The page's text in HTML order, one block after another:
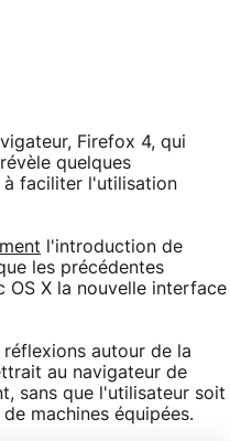
Firefox 4, qui
quelques
à faciliter l'utilisation
l'introduction de
les précédentes
X la nouvelle interface
autour de la
au navigateur de
sans que l'utilisateur soit
machines équipées.